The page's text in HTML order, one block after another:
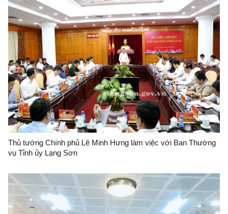
Thủ tướng Chính phủ Lê Minh Hưng làm việc với Ban Thường
vụ Tỉnh ủy Lạng Sơn